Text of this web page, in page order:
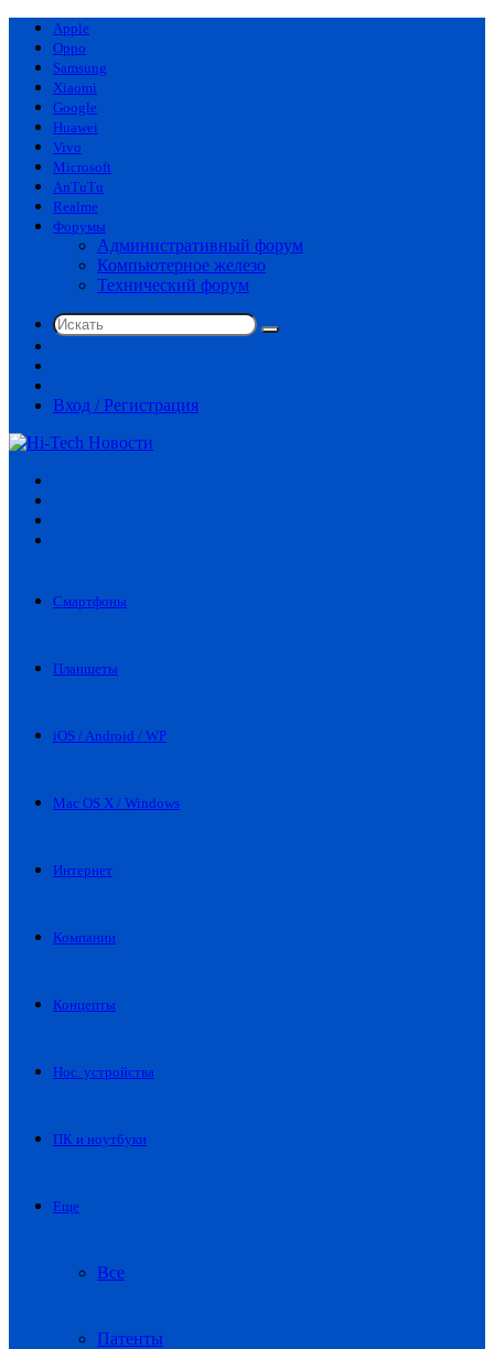
Apple
Oppo
Samsung
Xiaomi
Google
Huawei
Vivo
Microsoft
AnTuTu
Realme
Форумы
Административный форум
Компьютерное железо
Технический форум
Искать
статья
Вход / Регистрация
Смартфоны
Планшеты
iOS / Android / WP
Mac OS X / Windows
Интернет
Компании
Концепты
Нос. устройства
ПК и ноутбуки
Еще
Все
Патенты